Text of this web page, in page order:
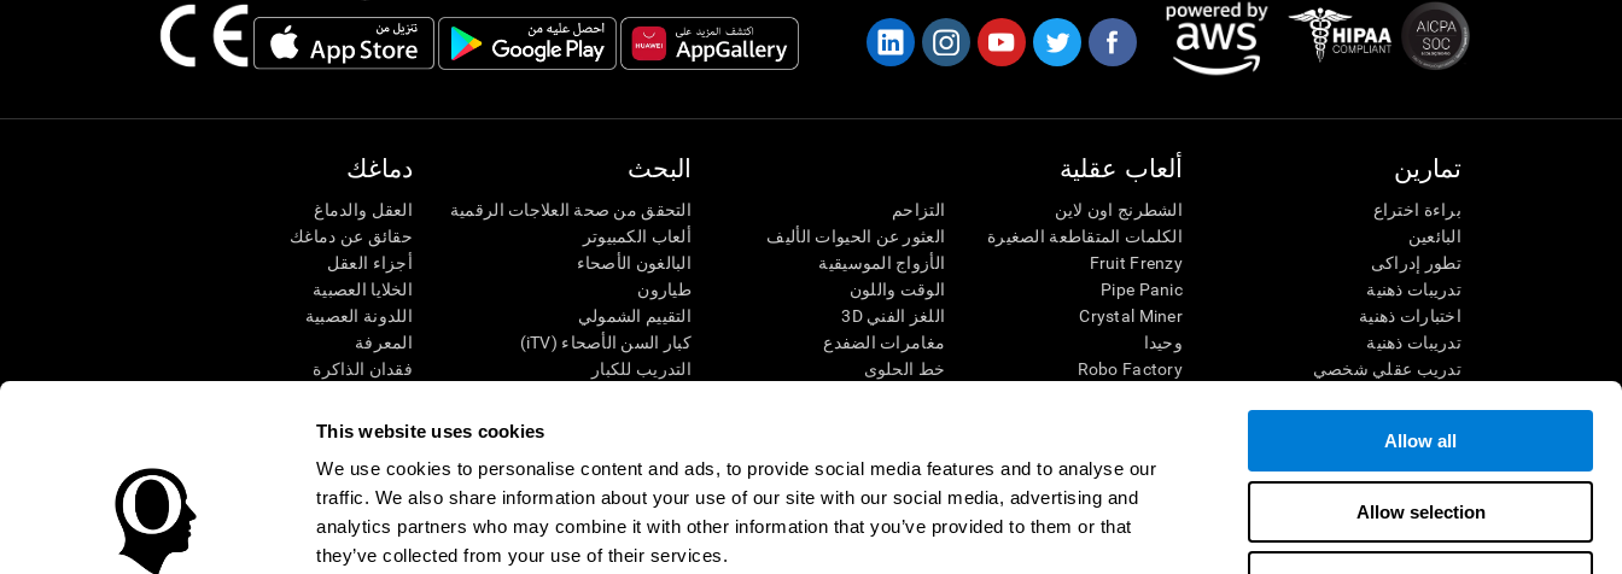
This website uses cookies
We use cookies to personalise content and ads, to provide social media features and to analyse our
traffic. We also share information about your use of our site with our social media, advertising and
analytics partners who may combine it with other information that you’ve provided to them or that
they’ve collected from your use of their services.
Allow all
Allow selection
دماغك
العقل والدماغ
حقائق عن دماغك
أجزاء العقل
الخلايا العصبية
اللدونة العصبية
المعرفة
فقدان الذاكرة
وظائف ذهنية
الإدراك الحسى
الانتباه
البحث
التحقق من صحة العلاجات الرقمية
ألعاب الكمبيوتر
البالغون الأصحاء
طيارون
التقييم الشمولي
كبار السن الأصحاء (iTV)
التدريب للكبار
ألعاب عقلية
الشطرنج اون لاين
الكلمات المتقاطعة الصغيرة
Fruit Frenzy
Pipe Panic
Crystal Miner
وحيدا
Robo Factory
قم بالمطابقة
فوضى الرياضيات
سباق الرخام
التزاحم
العثور عن الحيوات الأليف
الأزواج الموسيقية
الوقت واللون
اللغز الفني 3D
مغامرات الضفدع
خط الحلوى
اللعبة العقلية: تفجير البالونات
ألعاب الذكاء
ألعاب اون لاين من آجل الذاكرة
تمارين
براءة اختراع
البائعين
تطور إدراكى
تدريبات ذهنية
اختبارات ذهنية
تدريبات ذهنية
تدريب عقلي شخصي
فهم القراءة
الأطفال الموهوبون
معارك الدماغ